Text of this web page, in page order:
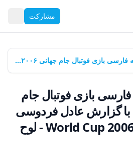
مشارکت
دانلود نسخه دوبله فارسی بازی فوتبال جام جهانی ۲۰۰۶ آلمان با گزارش عادل فردوسی پور | World Cup 2006 Germany - لوح زرین نیکان
فارسی بازی فوتبال جام
آلمان با گزارش عادل فردوسی
پور | World Cup 2006 Germany - لوح